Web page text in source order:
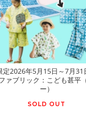
定2026年5月15日～7月
ァブリック：こども甚平
ー）
SOLD OUT